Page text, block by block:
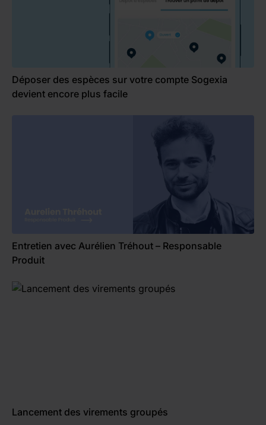
Déposer des espèces sur votre compte Sogexia
devient encore plus facile
Entretien avec Aurélien Tréhout – Responsable
Produit
Lancement des virements groupés